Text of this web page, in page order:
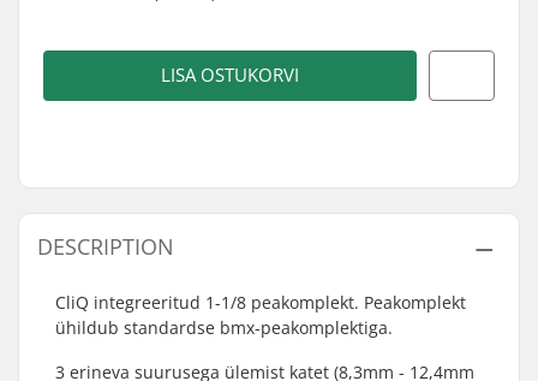
LISA OSTUKORVI
DESCRIPTION
CliQ integreeritud 1-1/8 peakomplekt. Peakomplekt
ühildub standardse bmx-peakomplektiga.
3 erineva suurusega ülemist katet (8,3mm - 12,4mm